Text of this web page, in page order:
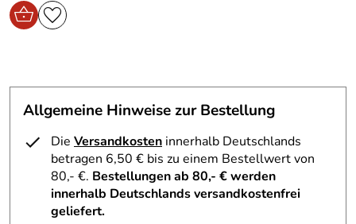
Warnhinweis:
3 Jahren wegen verschluckbarer Kleinteile,
Spielanleitung – Wackelfigur Hahn grün – Höhe ca. 8 cm
Platzierung:Stellen Sie die Wackelfigur auf eine ebene
Fläche.
Aktivierung:Drücken Sie den Sockel vorsichtig nach
Allgemeine Hinweise zur Bestellung
Die Versandkosten innerhalb Deutschlands
betragen 6,50 € bis zu einem Bestellwert von
80,- €. Bestellungen ab 80,- € werden
innerhalb Deutschlands versandkostenfrei
geliefert.